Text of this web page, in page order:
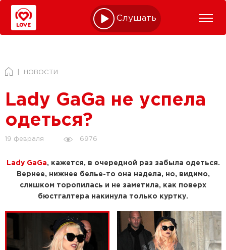
Слушать online
НОВОСТИ
Lady GaGa не успела
одеться?
19 февраля 6976
Lady GaGa, кажется, в очередной раз забыла одеться.
Вернее, нижнее белье-то она надела, но, видимо,
слишком торопилась и не заметила, как поверх
бюстгалтера накинула только куртку.